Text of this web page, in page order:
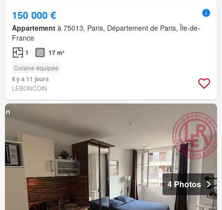
150 000 €
Appartement à 75013, Paris, Département de Paris, Île-de-
France
1 17 m²
Cuisine équipée
Il y a 11 jours
LEBONCOIN
4 Photos